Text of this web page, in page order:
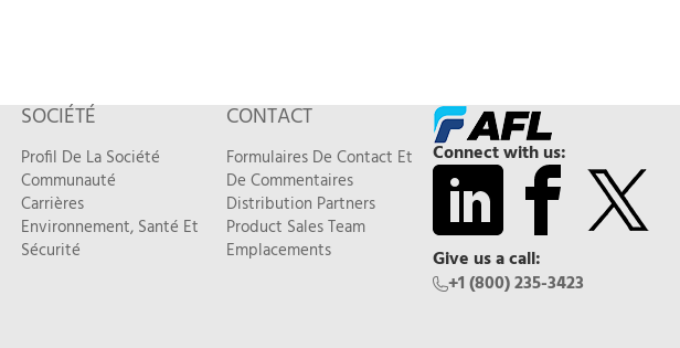
SOCIÉTÉ
Profil De La Société
Communauté
Carrières
Environnement, Santé Et
Sécurité
CONTACT
Formulaires De Contact Et
De Commentaires
Distribution Partners
Product Sales Team
Emplacements
Connect with us:
Give us a call:
+1 (800) 235-3423